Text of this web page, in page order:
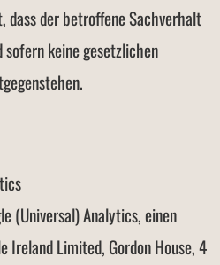
dass der betroffene Sachverhalt
keine gesetzlichen
(Universal) Analytics, einen
Ireland Limited, Gordon House, 4